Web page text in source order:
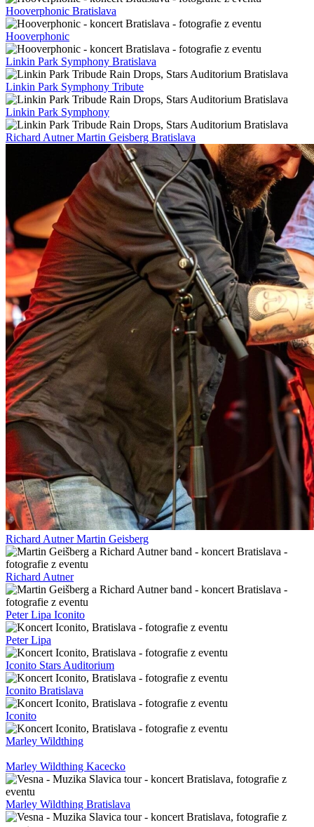
Hooverphonic Bratislava
Hooverphonic
Linkin Park Symphony Bratislava
Linkin Park Symphony Tribute
Linkin Park Symphony
Richard Autner Martin Geisberg Bratislava
Richard Autner Martin Geisberg
Richard Autner
Peter Lipa Iconito
Peter Lipa
Iconito Stars Auditorium
Iconito Bratislava
Iconito
Marley Wildthing
Marley Wildthing Kacecko
Marley Wildthing Bratislava